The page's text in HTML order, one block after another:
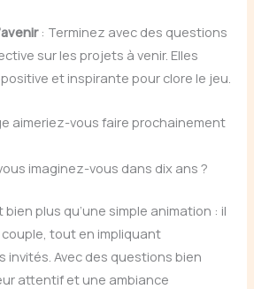
: Terminez avec des questions
sur les projets à venir. Elles
et inspirante pour clore le jeu.
aimeriez-vous faire prochainement
imaginez-vous dans dix ans ?
bien plus qu’une simple animation : il
couple, tout en impliquant
invités. Avec des questions bien
attentif et une ambiance